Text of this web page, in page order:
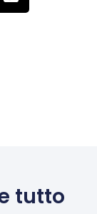
tutto